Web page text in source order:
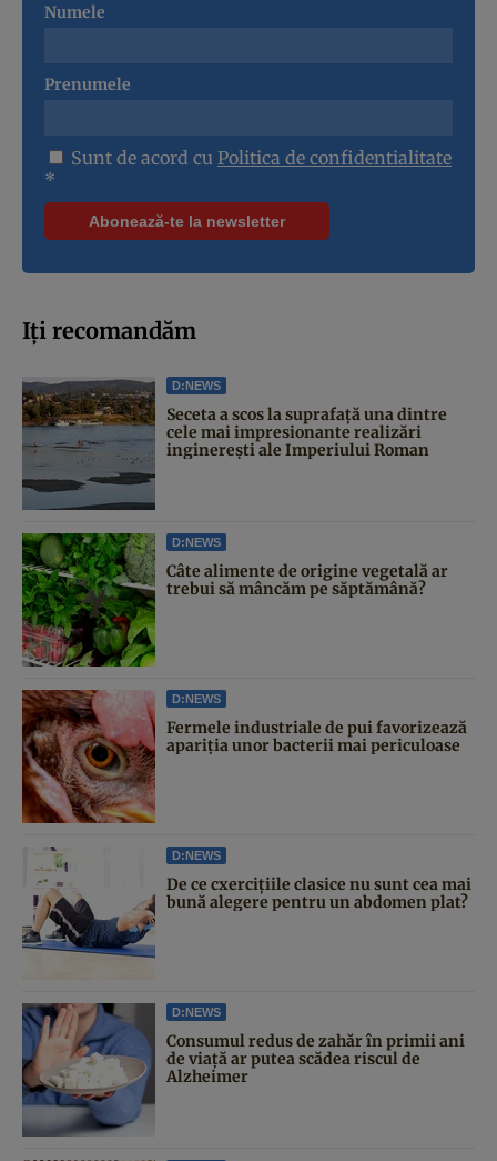
Numele
Prenumele
Sunt de acord cu Politica de confidentialitate
*
Iți recomandăm
D:NEWS
Seceta a scos la suprafață una dintre
cele mai impresionante realizări
inginerești ale Imperiului Roman
D:NEWS
Câte alimente de origine vegetală ar
trebui să mâncăm pe săptămână?
D:NEWS
Fermele industriale de pui favorizează
apariția unor bacterii mai periculoase
D:NEWS
De ce cxercițiile clasice nu sunt cea mai
bună alegere pentru un abdomen plat?
D:NEWS
Consumul redus de zahăr în primii ani
de viață ar putea scădea riscul de
Alzheimer